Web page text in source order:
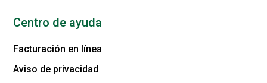
Centro de ayuda
Facturación en línea
Aviso de privacidad